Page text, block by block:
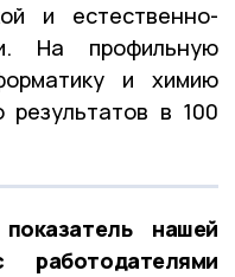
и естественно-
На профильную
и химию
результатов в 100
нашей